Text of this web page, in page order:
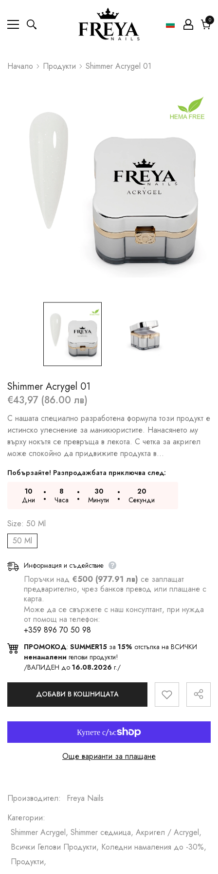
00
Начало Продукти Shimmer Acrygel 01
Shimmer Acrygel 01
€43,97 (86.00 лв)
С нашата специално разработена формула този продукт е
истинско улеснение за маникюристите. Нанасянето му
върху нокътя се превръща в лекота. С четка за акригел
може спокойно да придвижите продукта в...
Побързайте! Разпродажбата приключва след:
10
Дни
8
Часа
30
Минути
19
Секунди
Size: 50 Ml
50 Ml
Информация и съдействие
Поръчки над €500 (977.91 лв) се заплащат
предварително, чрез банков превод или плащане с
карта.
Може да се свържете с наш консултант, при нужда
от помощ на телефон:
+359 896 70 50 98
ПРОМОКОД: SUMMER15 за 15% отстъпка на ВСИЧКИ
ненамалени гелови продукти!
/ВАЛИДЕН до 16.08.2026 г./
ДОБАВИ В КОШНИЦАТА
Още варианти за плащане
Производител:
Freya Nails
Категории:
Shimmer Acrygel, Shimmer седмица, Акригел / Acrygel,
Всички Гелови Продукти, Коледни намаления до -30%,
Продукти,